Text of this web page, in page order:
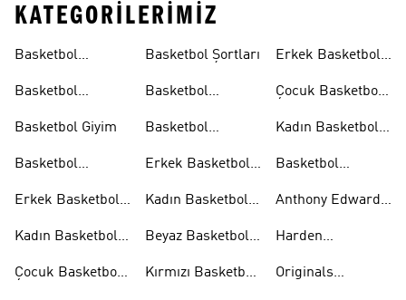
KATEGORILERIMIZ
Basketbol
Basketbol
Basketbol Giyim
Basketbol
Erkek Basketbol
Kadın Basketbol
Çocuk Basketbol
Basketbol Şortları
Basketbol
Basketbol
Erkek Basketbol
Kadın Basketbol
Beyaz Basketbol
Kırmızı Basketbol
Erkek Basketbol
Çocuk Basketbol
Kadın Basketbol
Basketbol
Takımları
Anthony Edwards
Harden
Originals